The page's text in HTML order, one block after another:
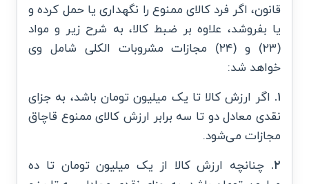
قانون، اگر فرد کالای ممنوع را نگهداری یا حمل کرده و
یا بفروشد، علاوه بر ضبط کالا، به شرح زیر و مواد
(۲۳) و (۲۴) مجازات مشروبات الکلی شامل وی
خواهد شد:
۱. اگر ارزش کالا تا یک میلیون تومان باشد، به جزای
نقدی معادل دو تا سه برابر ارزش کالای ممنوع قاچاق
مجازات می‌شود.
۲.
چنانچه ارزش کالا از یک میلیون تومان تا ده